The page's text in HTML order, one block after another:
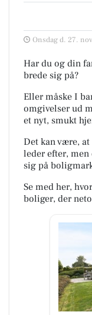
Onsdag d. 27.
Har du og din
brede sig på?
Eller måske I
omgivelser ud
et nyt, smukt
Det kan være,
leder efter,
sig på
Se med her,
boliger, der